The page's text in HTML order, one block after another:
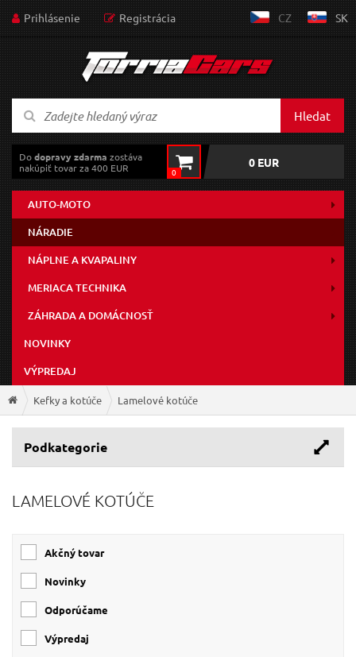
Prihlásenie Registrácia CZ SK
Hledat
Dodopravy zdarma zostáva
nakúpiť tovar za 400 EUR
0
0 EUR
AUTO-MOTO
NÁRADIE
NÁPLNE A KVAPALINY
MERIACA TECHNIKA
ZÁHRADA A DOMÁCNOSŤ
NOVINKY
VÝPREDAJ
Kefky a kotúče Lamelové kotúče
Podkategorie
LAMELOVÉ KOTÚČE
Akčný tovar
Novinky
Odporúčame
Výpredaj